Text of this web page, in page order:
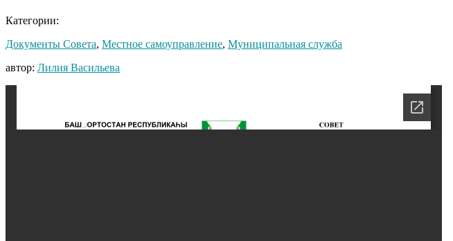
Категории:
Документы Совета, Местное самоуправление, Муниципальная служба
автор: Лилия Васильева